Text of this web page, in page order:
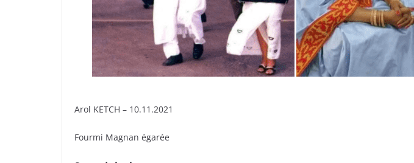
Arol KETCH – 10.11.2021
Fourmi Magnan égarée